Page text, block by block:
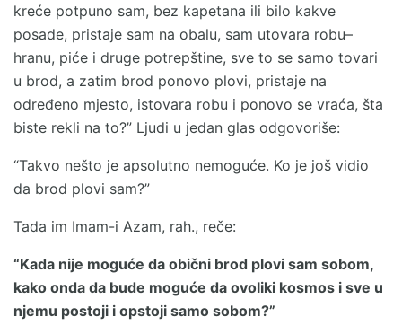
kreće potpuno sam, bez kapetana ili bilo kakve
posade, pristaje sam na obalu, sam utovara robu–
hranu, piće i druge potrepštine, sve to se samo tovari
u brod, a zatim brod ponovo plovi, pristaje na
određeno mjesto, istovara robu i ponovo se vraća, šta
biste rekli na to?” Ljudi u jedan glas odgovoriše:
“Takvo nešto je apsolutno nemoguće. Ko je još vidio
da brod plovi sam?”
Tada im Imam-i Azam, rah., reče:
“Kada nije moguće da obični brod plovi sam sobom,
kako onda da bude moguće da ovoliki kosmos i sve u
njemu postoji i opstoji samo sobom?”